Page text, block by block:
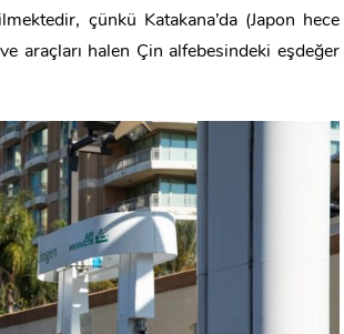
çünkü Katakana’da (Japon hece
araçları halen Çin alfebesindeki eşdeğer